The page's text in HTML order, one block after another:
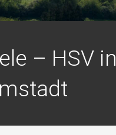
– HSV in